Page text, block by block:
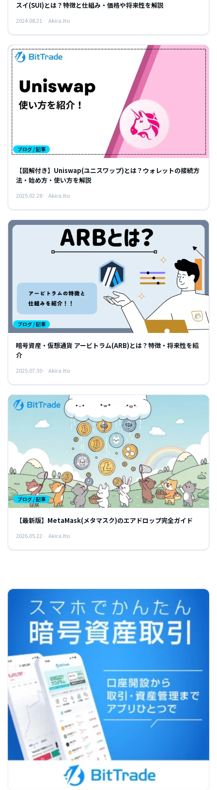
スイ(SUI)とは？特徴と仕組み・価格や将来性を解説
2024.08.21 Akira.Ito
ブログ / 記事
【図解付き】Uniswap(ユニスワップ)とは？ウォレットの接続方
法・始め方・使い方を解説
2025.02.28 Akira.Ito
ブログ / 記事
暗号資産・仮想通貨 アービトラム(ARB)とは？特徴・将来性を紹
介
2025.07.30 Akira.Ito
ブログ / 記事
【最新版】MetaMask(メタマスク)のエアドロップ完全ガイド
2026.05.22 Akira.Ito